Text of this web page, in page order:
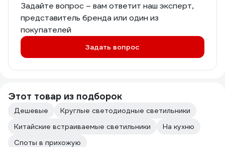
Задайте вопрос – вам ответит наш эксперт,
представитель бренда или один из
покупателей
Задать вопрос
Этот товар из подборок
Дешевые
Круглые светодиодные светильники
Китайские встраиваемые светильники
На кухню
Споты в прихожую